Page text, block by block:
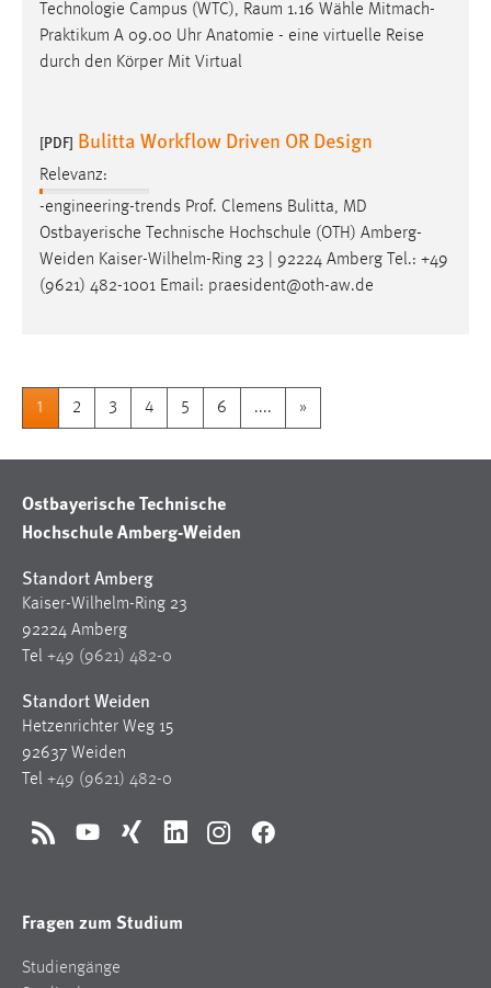
Technologie Campus (WTC), Raum 1.16 Wähle Mitmach-
Praktikum A 09.00 Uhr Anatomie - eine virtuelle Reise
durch den Körper Mit Virtual
[PDF] Bulitta Workflow Driven OR Design
Relevanz:
-engineering-trends Prof. Clemens Bulitta, MD
Ostbayerische Technische Hochschule (OTH) Amberg-
Weiden Kaiser-Wilhelm-Ring 23 | 92224 Amberg Tel.: +49
(9621) 482-1001 Email: praesident@oth-aw.de
1 2 3 4 5 6 .... »
Ostbayerische Technische
Hochschule Amberg-Weiden
Standort Amberg
Kaiser-Wilhelm-Ring 23
92224 Amberg
Tel +49 (9621) 482-0
Standort Weiden
Hetzenrichter Weg 15
92637 Weiden
Tel +49 (9621) 482-0
RSS YouTubeXing LinkedInInstagramFacebook
Fragen zum Studium
Studiengänge